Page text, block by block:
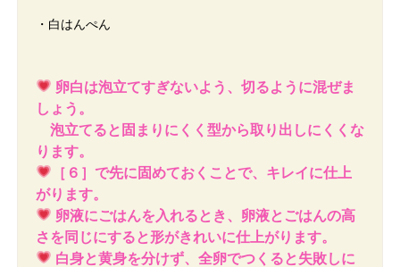
・白はんぺん
卵白は泡立てすぎないよう、切るように混ぜま
しょう。
泡立てると固まりにくく型から取り出しにくくな
ります。
［６］で先に固めておくことで、キレイに仕上
がります。
卵液にごはんを入れるとき、卵液とごはんの高
さを同じにすると形がきれいに仕上がります。
白身と黄身を分けず、全卵でつくると失敗しに